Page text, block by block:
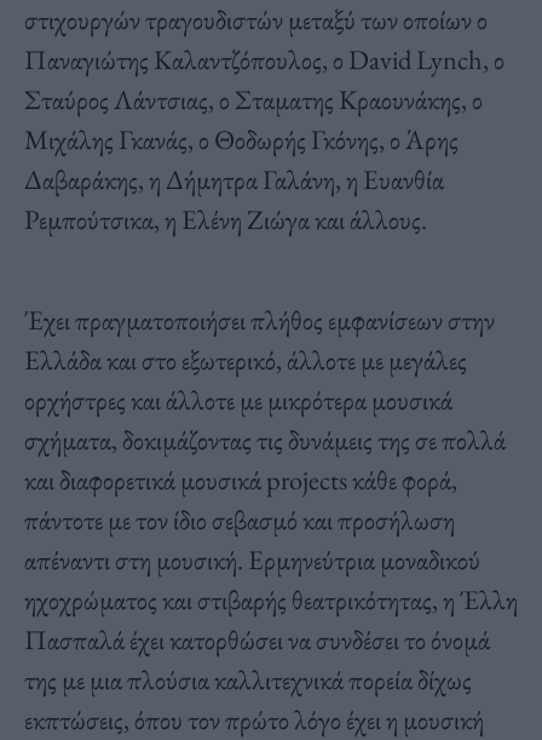
στιχουργών τραγουδιστών μεταξύ των οποίων ο
Παναγιώτης Καλαντζόπουλος, ο David Lynch, ο
Σταύρος Λάντσιας, ο Σταματης Κραουνάκης, ο
Μιχάλης Γκανάς, ο Θοδωρής Γκόνης, ο Άρης
Δαβαράκης, η Δήμητρα Γαλάνη, η Ευανθία
Ρεμπούτσικα, η Ελένη Ζιώγα και άλλους.
Έχει πραγματοποιήσει πλήθος εμφανίσεων στην
Ελλάδα και στο εξωτερικό, άλλοτε με μεγάλες
ορχήστρες και άλλοτε με μικρότερα μουσικά
σχήματα, δοκιμάζοντας τις δυνάμεις της σε πολλά
και διαφορετικά μουσικά projects κάθε φορά,
πάντοτε με τον ίδιο σεβασμό και προσήλωση
απέναντι στη μουσική. Ερμηνεύτρια μοναδικού
ηχοχρώματος και στιβαρής θεατρικότητας, η Έλλη
Πασπαλά έχει κατορθώσει να συνδέσει το όνομά
της με μια πλούσια καλλιτεχνικά πορεία δίχως
εκπτώσεις, όπου τον πρώτο λόγο έχει η μουσική